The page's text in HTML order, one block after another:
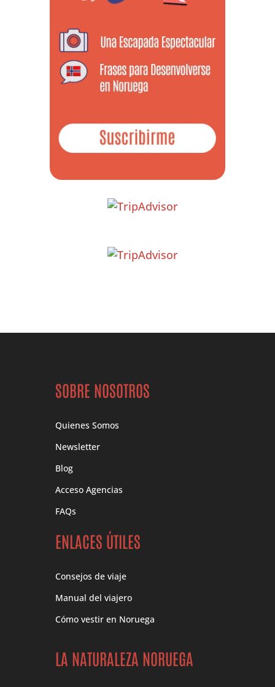
SOBRE NOSOTROS
Quienes Somos
Newsletter
Blog
Acceso Agencias
FAQs
ENLACES ÚTILES
Consejos de viaje
Manual del viajero
Cómo vestir en Noruega
LA NATURALEZA NORUEGA